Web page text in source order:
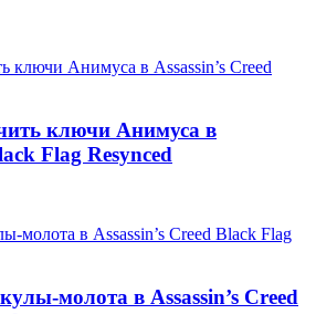
ключи Анимуса в
Flag Resynced
молота в Assassin’s Creed